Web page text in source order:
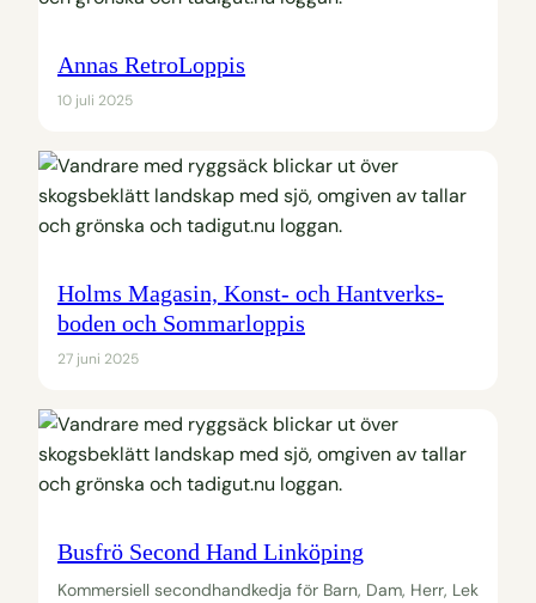
Annas RetroLoppis
10 juli 2025
Holms Magasin, Konst- och Hantverks-
boden och Sommarloppis
27 juni 2025
Busfrö Second Hand Linköping
Kommersiell secondhandkedja för Barn, Dam, Herr, Lek